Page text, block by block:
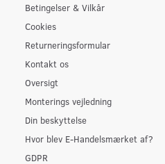
Betingelser & Vilkår
Cookies
Returneringsformular
Kontakt os
Oversigt
Monterings vejledning
Din beskyttelse
Hvor blev E-Handelsmærket af?
GDPR